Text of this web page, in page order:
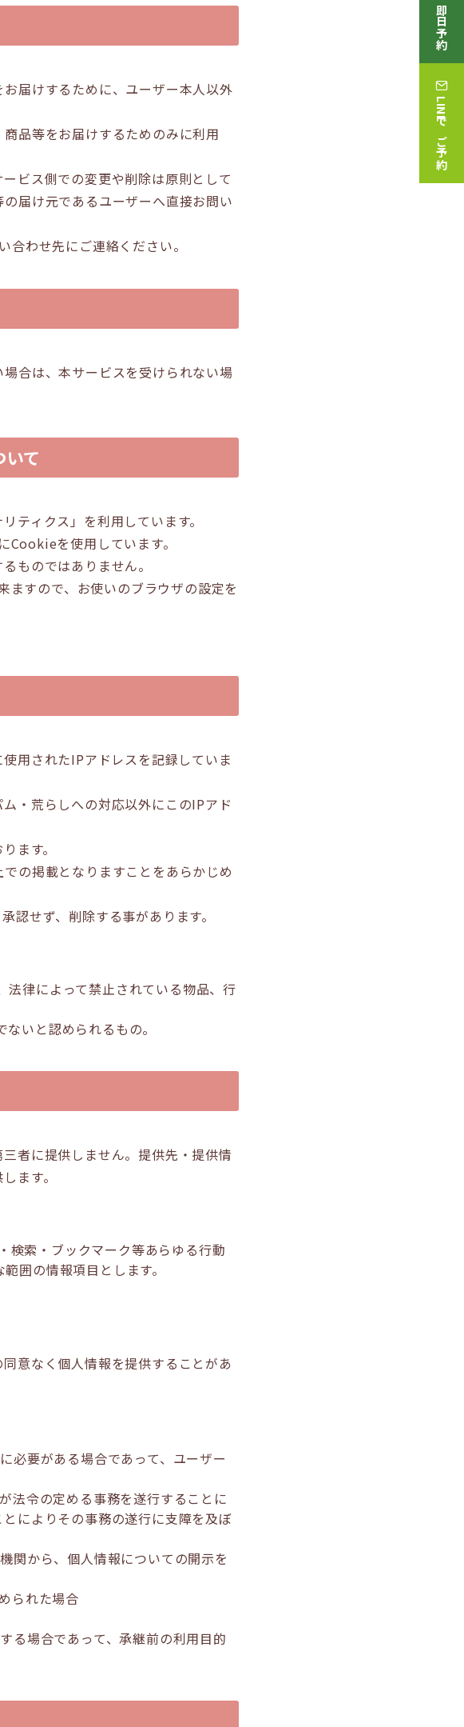
届けするために、ユーザー本人以外
品等をお届けするためのみに利用
ビス側での変更や削除は原則として
届け元であるユーザーへ直接お問い
わせ先にご連絡ください。
合は、本サービスを受けられない場
て
ティクス」を利用しています。
を使用しています。
ものではありません。
すので、お使いのブラウザの設定を
用されたIPアドレスを記録していま
・荒らしへの対応以外にこのIPアド
ます。
の掲載となりますことをあらかじめ
認せず、削除する事があります。
律によって禁止されている物品、行
いと認められるもの。
者に提供しません。提供先・提供情
ます。
検索・ブックマーク等あらゆる行動
囲の情報項目とします。
意なく個人情報を提供することがあ
必要がある場合であって、ユーザー
法令の定める事務を遂行することに
によりその事務の遂行に支障を及ぼ
関から、個人情報についての開示を
られた場合
る場合であって、承継前の利用目的
LINEでご予約